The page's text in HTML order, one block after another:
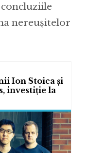
nereușitelor
Ion Stoica și
investiție la